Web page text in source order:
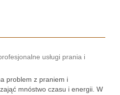
usługi prania i
problem z praniem i
mnóstwo czasu i energii. W